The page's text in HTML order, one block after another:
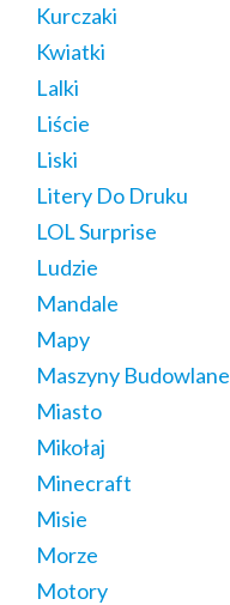
Kurczaki
Kwiatki
Lalki
Liście
Liski
Litery Do Druku
LOL Surprise
Ludzie
Mandale
Mapy
Maszyny Budowlane
Miasto
Mikołaj
Minecraft
Misie
Morze
Motory